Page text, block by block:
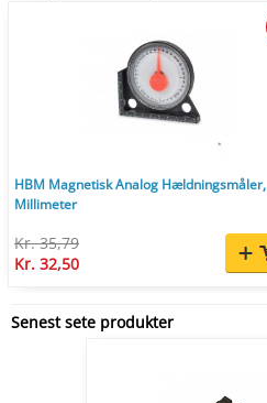
HBM Magnetisk Analog Hældningsmåler,
Millimeter
Kr. 35,79
Kr. 32,50
Senest sete produkter